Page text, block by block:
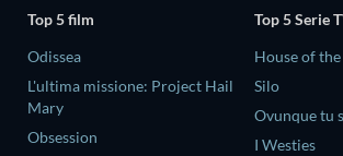
Top 5 film
Odissea
L'ultima missione: Project Hail
Mary
Obsession
Top 5 Serie
House of
Silo
Ovunque tu
I Westies